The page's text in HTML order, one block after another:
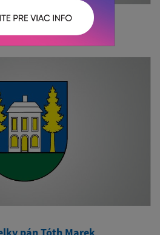
pán Kopaničak
pán Tóth Marek